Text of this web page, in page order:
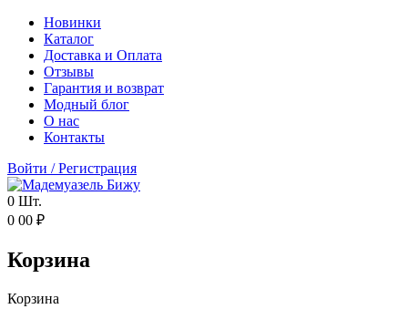
Новинки
Каталог
Доставка и Оплата
Отзывы
Гарантия и возврат
Модный блог
О нас
Контакты
Войти /Регистрация
0 Шт.
0 00 ₽
Корзина
Корзина